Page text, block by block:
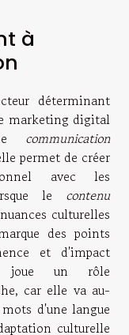
à
déterminant
marketing digital
communication
permet de créer
avec les
le contenu
culturelles
des points
et d'impact
joue un rôle
car elle va au-
d'une langue
culturelle